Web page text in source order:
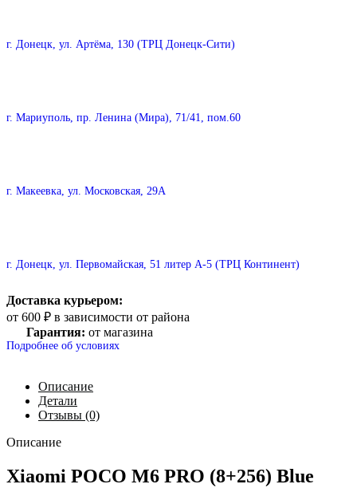
г. Донецк, ул. Артёма, 130 (ТРЦ Донецк-Сити)
г. Мариуполь, пр. Ленина (Мира), 71/41, пом.60
г. Макеевка, ул. Московская, 29А
г. Донецк, ул. Первомайская, 51 литер А-5 (ТРЦ Континент)
Доставка курьером:
от 600 ₽ в зависимости от района
Гарантия: от магазина
Подробнее об условиях
Описание
Детали
Отзывы (0)
Описание
Xiaomi POCO M6 PRO (8+256) Blue